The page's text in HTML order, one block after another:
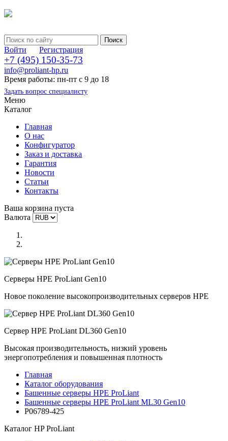
Войти Регистрация
+7 (495) 150-35-73
info@proliant-hp.ru
Время работы: пн-пт с 9 до 18
Задать вопрос специалисту
Меню
Каталог
Главная
О нас
Конфигуратор
Заказ и доставка
Гарантия
Новости
Статьи
Контакты
Ваша корзина пуста
Валюта
Серверы HPE ProLiant Gen10
Новое поколение высокопроизводительных серверов HPE
Сервер HPE ProLiant DL360 Gen10
Высокая производительность, низкий уровень
энергопотребления и повышенная плотность
Главная
Каталог оборудования
Башенные серверы HPE ProLiant
Башенные серверы HPE ProLiant ML30 Gen10
P06789-425
Каталог HP ProLiant